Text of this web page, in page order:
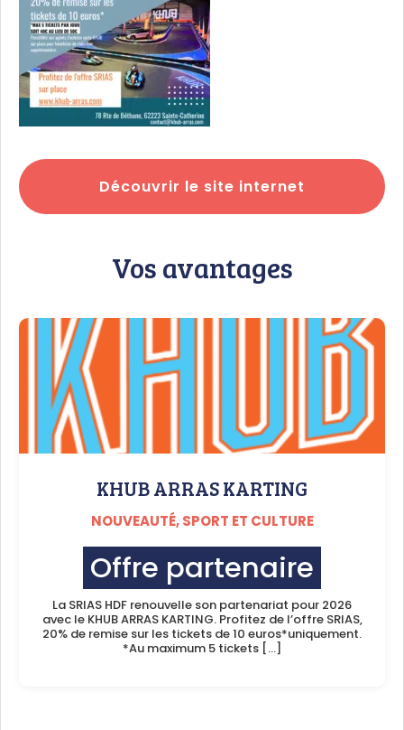
Découvrir le site internet
Vos avantages
KHUB ARRAS KARTING
NOUVEAUTÉ, SPORT ET CULTURE
Offre partenaire
La SRIAS HDF renouvelle son partenariat pour 2026
avec le KHUB ARRAS KARTING. Profitez de l’offre SRIAS,
20% de remise sur les tickets de 10 euros*uniquement.
*Au maximum 5 tickets […]